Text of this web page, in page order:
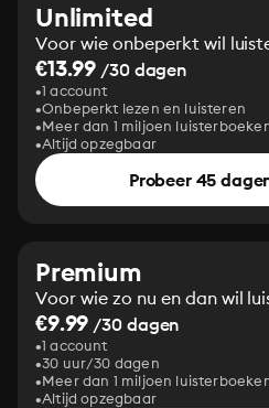
Unlimited
Voor wie onbeperkt wil
€13.99 /30 dagen
1 account
Onbeperkt lezen en luisteren
Meer dan 1 miljoen
Altijd opzegbaar
Probeer 45
Premium
Voor wie zo nu en dan wil
€9.99 /30 dagen
1 account
30 uur/30 dagen
Meer dan 1 miljoen
Altijd opzegbaar